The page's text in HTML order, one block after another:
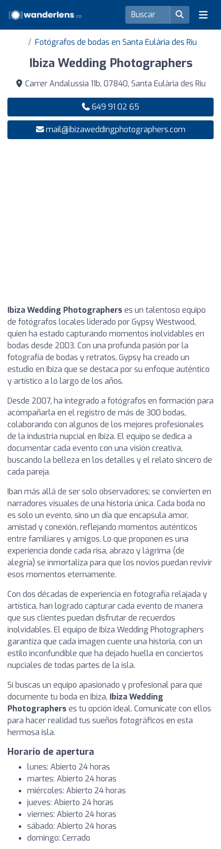
Fotógrafos de bodas en Santa Eulària des Riu
Ibiza Wedding Photographers
Carrer Andalussia 11b, 07840, Santa Eulària des Riu
649 91 02 65
mail@ibizaweddingphotographers.com
Ibiza Wedding Photographers es un talentoso equipo
de fotógrafos locales liderado por Gypsy Westwood,
quien ha estado capturando momentos inolvidables en
bodas desde 2003. Con una profunda pasión por la
fotografía de bodas y retratos, Gypsy ha creado un
estudio en Ibiza que se destaca por su enfoque auténtico
y artístico a lo largo de los años.
Desde 2007, ha integrado a fotógrafos en formación para
acompañarla en el registro de más de 300 bodas,
colaborando con algunos de los mejores profesionales
de la industria nupcial en Ibiza. El equipo se dedica a
documentar cada evento con una visión creativa,
buscando la belleza en los detalles y el relato sincero de
cada pareja.
Iban más allá de ser solo observadores; se convierten en
narradores visuales de una historia única. Cada boda no
es solo un evento, sino un día que encapsula amor,
amistad y conexión, reflejando momentos auténticos
entre familiares y amigos. Lo que proponen es una
experiencia donde cada risa, abrazo y lágrima (de
alegría) se inmortaliza para que los novios puedan revivir
esos momentos eternamente.
Con dos décadas de experiencia en fotografía relajada y
artística, han logrado capturar cada evento de manera
que sus clientes puedan disfrutar de recuerdos
inolvidables. El equipo de Ibiza Wedding Photographers
garantiza que cada imagen cuente una historia, con un
estilo inconfundible que ha dejado huella en conciertos
nupciales de todas partes de la isla.
Si buscas un equipo apasionado y profesional para que
documente tu boda en Ibiza, Ibiza Wedding
Photographers es tu opción ideal. Comunícate con ellos
para hacer realidad tus sueños fotográficos en esta
hermosa isla.
Horario de apertura
lunes: Abierto 24 horas
martes: Abierto 24 horas
miércoles: Abierto 24 horas
jueves: Abierto 24 horas
viernes: Abierto 24 horas
sábado: Abierto 24 horas
domingo: Cerrado